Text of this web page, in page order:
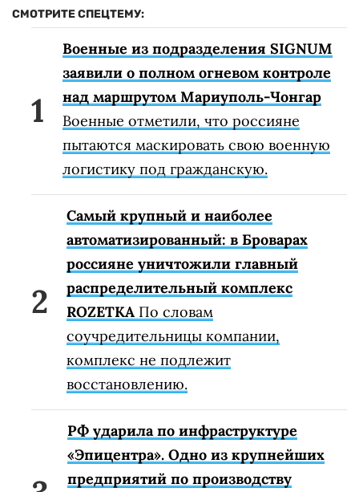
СМОТРИТЕ СПЕЦТЕМУ:
Военные из подразделения SIGNUM
заявили о полном огневом контроле
над маршрутом Мариуполь-Чонгар
Военные отметили, что россияне
пытаются маскировать свою военную
логистику под гражданскую.
Самый крупный и наиболее
автоматизированный: в Броварах
россияне уничтожили главный
распределительный комплекс
ROZETKA По словам
соучредительницы компании,
комплекс не подлежит
восстановлению.
РФ ударила по инфраструктуре
«Эпицентра». Одно из крупнейших
предприятий по производству